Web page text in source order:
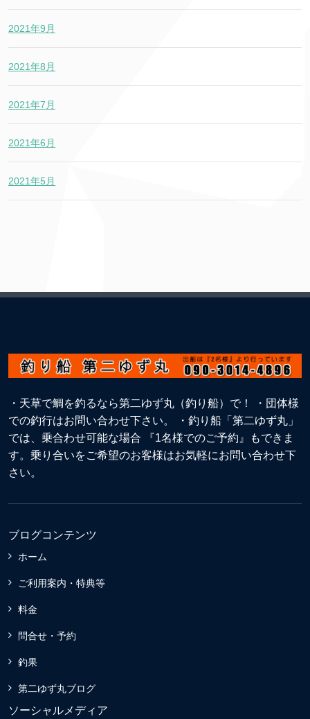
2021年9月
2021年8月
2021年7月
2021年6月
2021年5月
・天草で鯛を釣るなら第二ゆず丸（釣り船）で！ ・団体様
での釣行はお問い合わせ下さい。 ・釣り船「第二ゆず丸」
では、乗合わせ可能な場合 『1名様でのご予約』もできま
す。乗り合いをご希望のお客様はお気軽にお問い合わせ下
さい。
ブログコンテンツ
ホーム
ご利用案内・特典等
料金
問合せ・予約
釣果
第二ゆず丸ブログ
ソーシャルメディア